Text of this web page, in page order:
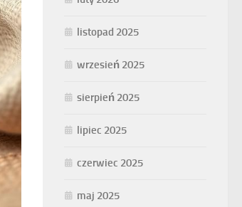
listopad 2025
wrzesień 2025
sierpień 2025
lipiec 2025
czerwiec 2025
maj 2025